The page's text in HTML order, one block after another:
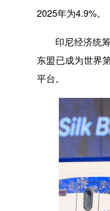
2025年为4.9%。
印尼经济统筹
东盟已成为世界
平台。